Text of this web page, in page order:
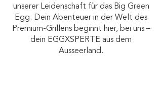
unserer Leidenschaft für das Big Green
Egg. Dein Abenteuer in der Welt des
Premium-Grillens beginnt hier, bei uns –
dein EGGXSPERTE aus dem
Ausseerland.